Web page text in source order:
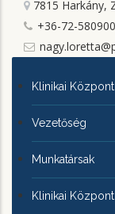
7815 Harkány,
+36-72-
KLINIKAI
Klinikai
Vezetőség
Munkatársak
Klinikai